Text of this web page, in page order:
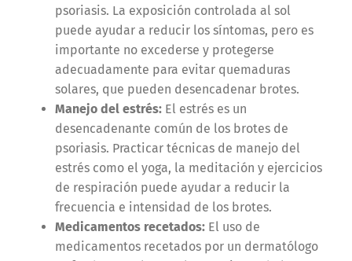
psoriasis. La exposición controlada al sol
puede ayudar a reducir los síntomas, pero es
importante no excederse y protegerse
adecuadamente para evitar quemaduras
solares, que pueden desencadenar brotes​.
Manejo del estrés: El estrés es un
desencadenante común de los brotes de
psoriasis. Practicar técnicas de manejo del
estrés como el yoga, la meditación y ejercicios
de respiración puede ayudar a reducir la
frecuencia e intensidad de los brotes​.
Medicamentos recetados: El uso de
medicamentos recetados por un dermatólogo